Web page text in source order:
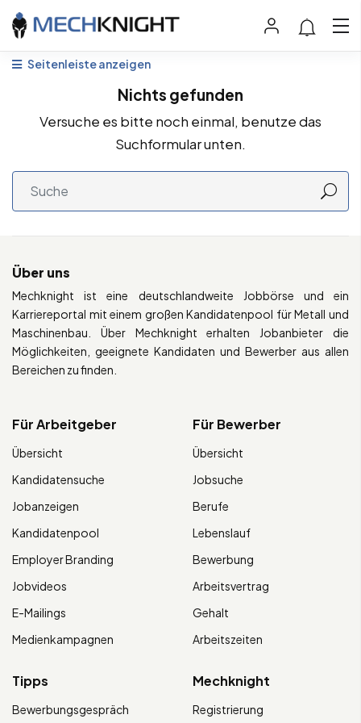
Seitenleiste anzeigen
Nichts gefunden
Versuche es bitte noch einmal, benutze das
Suchformular unten.
Über uns
Mechknight ist eine deutschlandweite Jobbörse und ein
Karriereportal mit einem großen Kandidatenpool für Metall und
Maschinenbau. Über Mechknight erhalten Jobanbieter die
Möglichkeiten, geeignete Kandidaten und Bewerber aus allen
Bereichen zu finden.
Für Arbeitgeber
Übersicht
Kandidatensuche
Jobanzeigen
Kandidatenpool
Employer Branding
Jobvideos
E-Mailings
Medienkampagnen
Für Bewerber
Übersicht
Jobsuche
Berufe
Lebenslauf
Bewerbung
Arbeitsvertrag
Gehalt
Arbeitszeiten
Tipps
Bewerbungsgespräch
Mechknight
Registrierung